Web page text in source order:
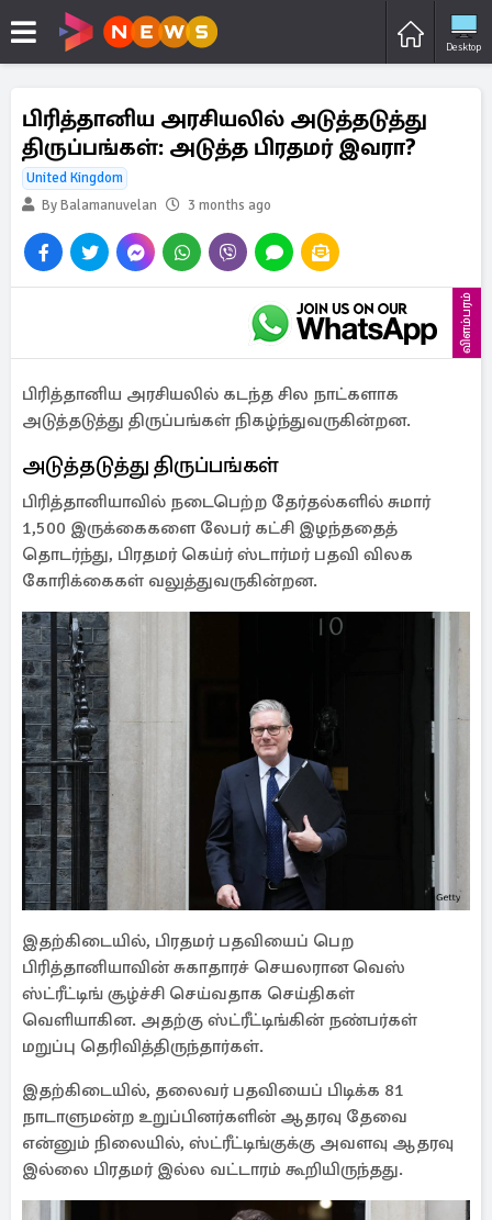
Desktop
பிரித்தானிய அரசியலில் அடுத்தடுத்து
திருப்பங்கள்: அடுத்த பிரதமர் இவரா?
United Kingdom
By Balamanuvelan
3 months ago
விளம்பரம்
பிரித்தானிய அரசியலில் கடந்த சில நாட்களாக
அடுத்தடுத்து திருப்பங்கள் நிகழ்ந்துவருகின்றன.
அடுத்தடுத்து திருப்பங்கள்
பிரித்தானியாவில் நடைபெற்ற தேர்தல்களில் சுமார்
1,500 இருக்கைகளை லேபர் கட்சி இழந்ததைத்
தொடர்ந்து, பிரதமர் கெய்ர் ஸ்டார்மர் பதவி விலக
கோரிக்கைகள் வலுத்துவருகின்றன.
இதற்கிடையில், பிரதமர் பதவியைப் பெற
பிரித்தானியாவின் சுகாதாரச் செயலரான வெஸ்
ஸ்ட்ரீட்டிங் சூழ்ச்சி செய்வதாக செய்திகள்
வெளியாகின. அதற்கு ஸ்ட்ரீட்டிங்கின் நண்பர்கள்
மறுப்பு தெரிவித்திருந்தார்கள்.
இதற்கிடையில், தலைவர் பதவியைப் பிடிக்க 81
நாடாளுமன்ற உறுப்பினர்களின் ஆதரவு தேவை
என்னும் நிலையில், ஸ்ட்ரீட்டிங்குக்கு அவளவு ஆதரவு
இல்லை பிரதமர் இல்ல வட்டாரம் கூறியிருந்தது.